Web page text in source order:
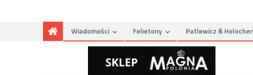
Wiadomości Felietony Patlewicz & Holocher